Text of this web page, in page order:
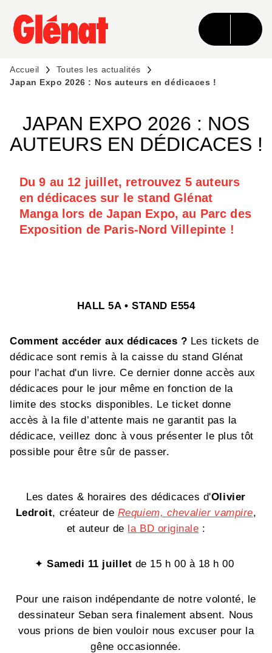
MENU RECHERCHE CONTENU
PIED DE PAGE
Accueil
Toutes les actualités
Japan Expo 2026 : Nos auteurs en dédicaces !
JAPAN EXPO 2026 : NOS
AUTEURS EN DÉDICACES !
Du 9 au 12 juillet, retrouvez 5 auteurs
en dédicaces sur le stand Glénat
Manga lors de Japan Expo, au Parc des
Exposition de Paris-Nord Villepinte !
HALL 5A • STAND E554
Comment accéder aux dédicaces ? Les tickets de
dédicace sont remis à la caisse du stand Glénat
pour l'achat d'un livre. Ce dernier donne accès aux
dédicaces pour le jour même en fonction de la
limite des stocks disponibles. Le ticket donne
accès à la file d’attente mais ne garantit pas la
dédicace, veillez donc à vous présenter le plus tôt
possible pour être sûr de passer.
Les dates & horaires des dédicaces d'Olivier
Ledroit, créateur de Requiem, chevalier vampire,
et auteur de la BD originale :
✦Samedi 11 juillet de 15 h 00 à 18 h 00
Pour une raison indépendante de notre volonté, le
dessinateur Seban sera finalement absent. Nous
vous prions de bien vouloir nous excuser pour la
gêne occasionnée.